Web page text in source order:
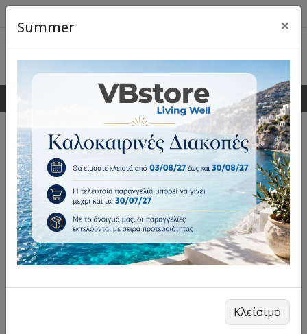
0 0
Summer ×
Κλείσιμο